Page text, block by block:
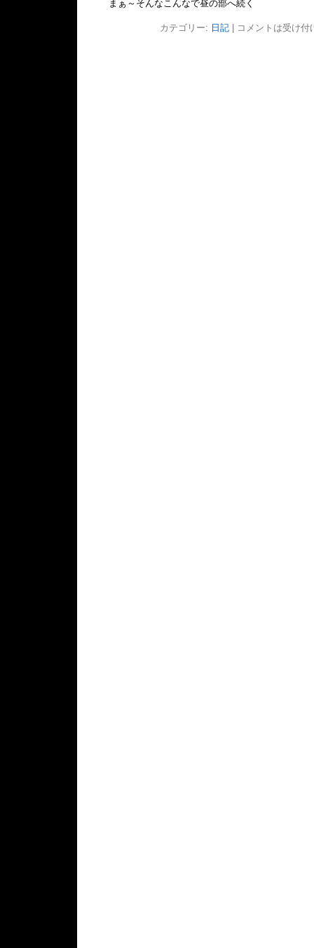
まぁ～そんなこんなで昼の部へ続く
カテゴリー: 日記| コメントは受け付